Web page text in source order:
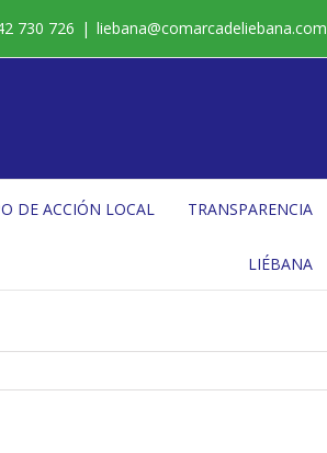
730 726 | liebana@comarcadeliebana.com
DE ACCIÓN LOCAL TRANSPARENCIA
LIÉBANA